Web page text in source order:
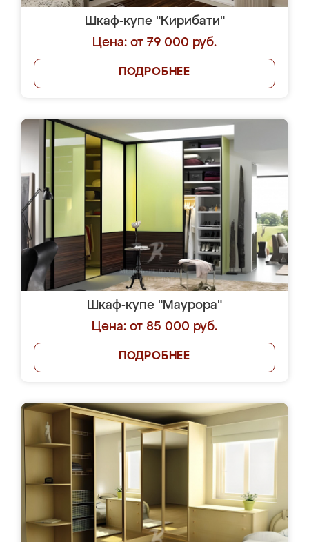
Шкаф-купе "Кирибати"
Цена: от 79 000 руб.
ПОДРОБНЕЕ
Шкаф-купе "Маурора"
Цена: от 85 000 руб.
ПОДРОБНЕЕ